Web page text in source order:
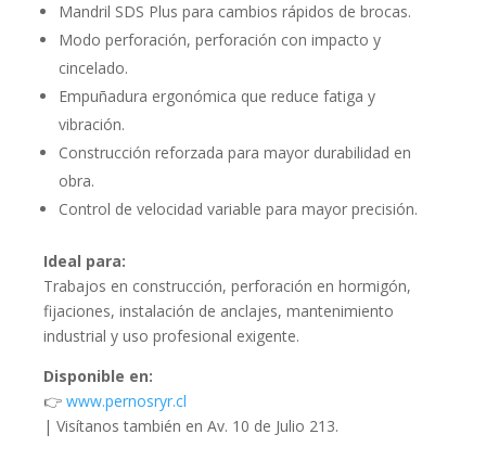
Mandril SDS Plus para cambios rápidos de brocas.
Modo perforación, perforación con impacto y
cincelado.
Empuñadura ergonómica que reduce fatiga y
vibración.
Construcción reforzada para mayor durabilidad en
obra.
Control de velocidad variable para mayor precisión.
Ideal para:
Trabajos en construcción, perforación en hormigón,
fijaciones, instalación de anclajes, mantenimiento
industrial y uso profesional exigente.
Disponible en:
👉 www.pernosryr.cl
| Visítanos también en Av. 10 de Julio 213.